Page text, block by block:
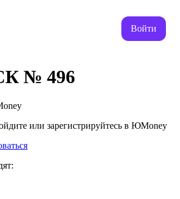
Войти
№ 496
или зарегистрируйтесь в ЮMoney